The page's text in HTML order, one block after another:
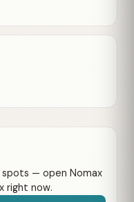
spots — open Nomax
right now.